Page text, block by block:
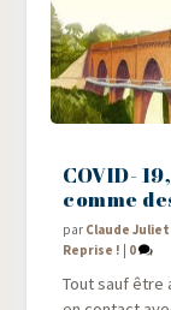
COVID-
comme
par Claude
Reprise ! | 0
Tout sauf être